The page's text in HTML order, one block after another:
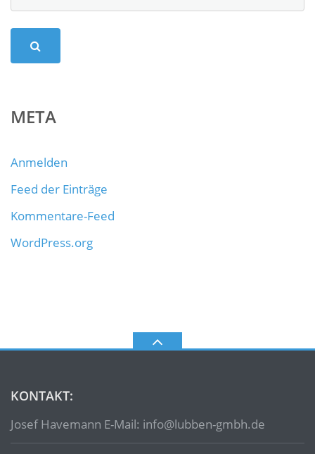
META
Anmelden
Feed der Einträge
Kommentare-Feed
WordPress.org
KONTAKT:
Josef Havemann E-Mail: info@lubben-gmbh.de